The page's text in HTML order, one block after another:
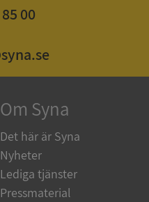
00
Om Syna
Det här är Syna
Nyheter
Lediga tjänster
Pressmaterial
.syna.se